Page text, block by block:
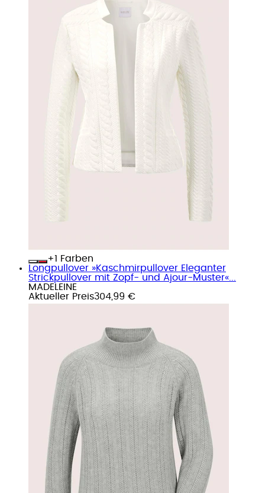
+
Farben
Longpullover »Kaschmirpullover Eleganter
Strickpullover mit Zopf- und Ajour-Muster«...
MADELEINE
Aktueller Preis304,99 €